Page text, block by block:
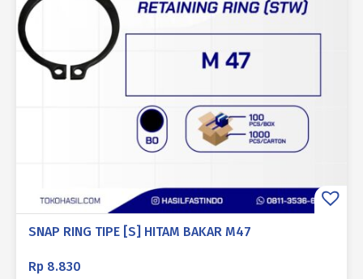
SNAP RING TIPE [S] HITAM BAKAR M47
Rp 8.830